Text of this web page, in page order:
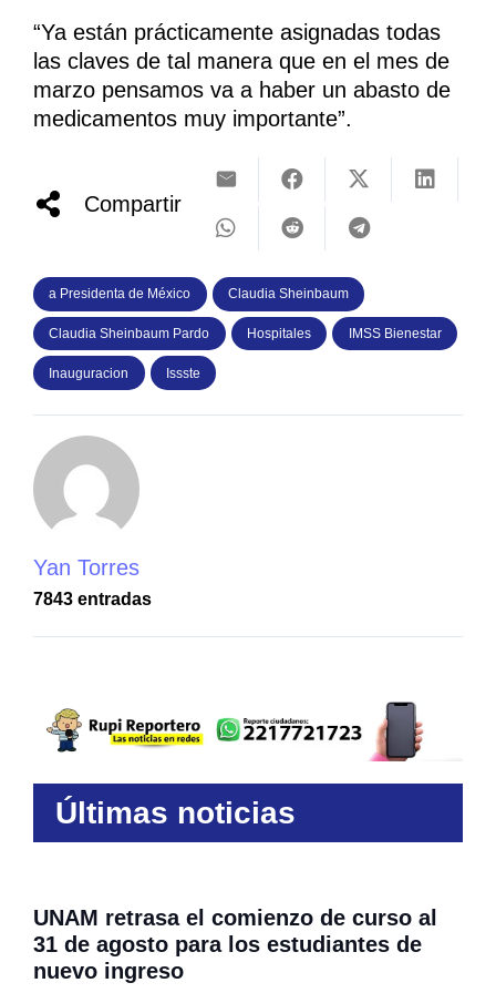
“Ya están prácticamente asignadas todas
las claves de tal manera que en el mes de
marzo pensamos va a haber un abasto de
medicamentos muy importante”.
Compartir
a Presidenta de México Claudia Sheinbaum
Claudia Sheinbaum Pardo Hospitales IMSS Bienestar
Inauguracion Issste
Yan Torres
7843 entradas
Últimas noticias
UNAM retrasa el comienzo de curso al
31 de agosto para los estudiantes de
nuevo ingreso